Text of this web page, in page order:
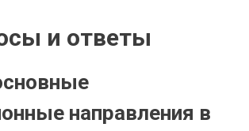
и ответы
направления в